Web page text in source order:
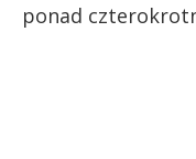
ponad